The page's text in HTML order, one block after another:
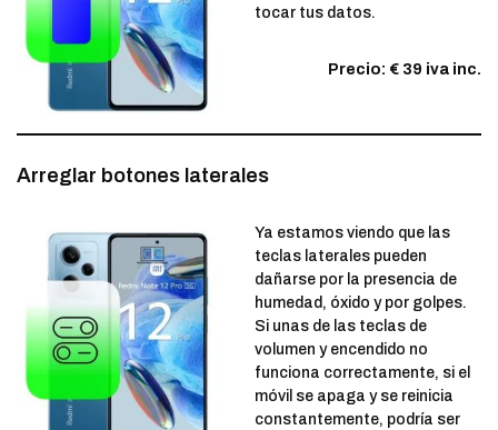
tocar tus datos.
Precio: € 39 iva inc.
Arreglar botones laterales
Ya estamos viendo que las
teclas laterales pueden
dañarse por la presencia de
humedad, óxido y por golpes.
Si unas de las teclas de
volumen y encendido no
funciona correctamente, si el
móvil se apaga y se reinicia
constantemente, podría ser